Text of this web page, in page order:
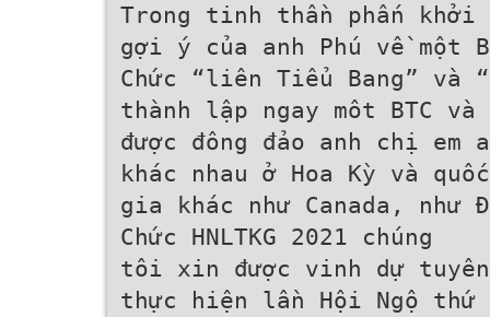
Trong tinh thần phấn khởi
gợi ý của anh Phú về một
Chức “liên Tiểu Bang” và
thành lập ngay môt BTC và
được đông đảo anh chị
khác nhau ở Hoa Kỳ và quốc
gia khác như Canada, như
Chức HNLTKG 2021 chúng
tôi xin được vinh dự
thực hiện lần Hội Ngộ thứ